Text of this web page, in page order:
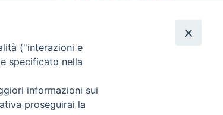
("interazioni e
specificato nella
informazioni sui
proseguirai la